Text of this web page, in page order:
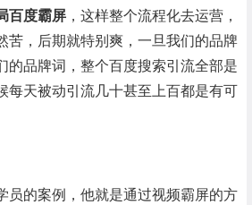
百度霸屏 ，这样整个流程化去运营，
苦，后期就特别爽，一旦我们的品牌
的品牌词，整个百度搜索引流全部是
每天被动引流几十甚至上百都是有可
员的案例，他就是通过视频霸屏的方